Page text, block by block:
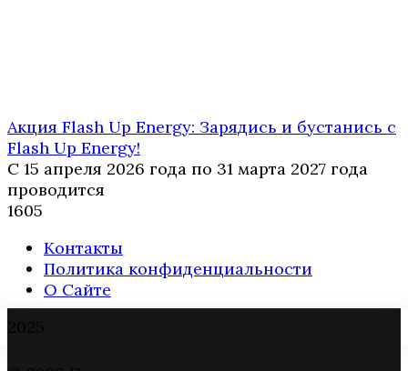
Акция Flash Up Energy: Зарядись и бустанись с
Flash Up Energy!
С 15 апреля 2026 года по 31 марта 2027 года
проводится
1605
Контакты
Политика конфиденциальности
О Сайте